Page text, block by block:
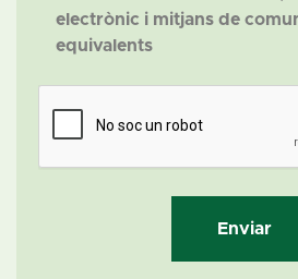
electrònic i mitjans de
equivalents